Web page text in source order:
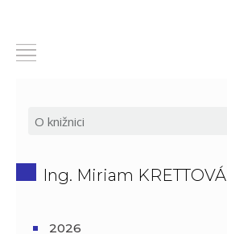
Ing. Miriam KRETTOVÁ
2026